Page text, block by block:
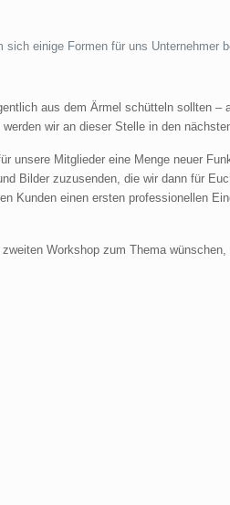
einige Formen für uns Unternehmer
aus dem Ärmel schütteln sollten –
wir an dieser Stelle in den
unsere Mitglieder eine Menge neuer
Bilder zuzusenden, die wir dann für
Kunden einen ersten professionellen
Workshop zum Thema